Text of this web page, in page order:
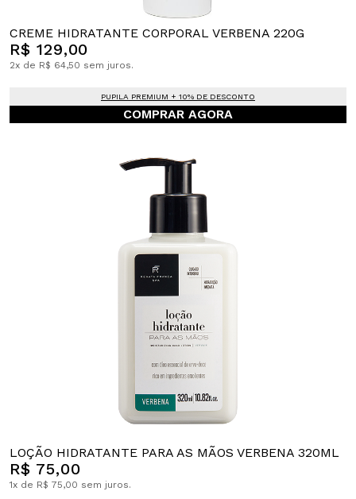
CREME HIDRATANTE CORPORAL VERBENA 220G
R$ 129,00
2x de R$ 64,50 sem juros.
PUPILA PREMIUM + 10% DE DESCONTO
COMPRAR AGORA
LOÇÃO HIDRATANTE PARA AS MÃOS VERBENA 320ML
R$ 75,00
1x de R$ 75,00 sem juros.